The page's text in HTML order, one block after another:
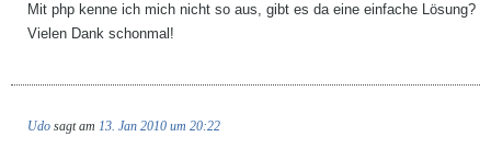
Mit php kenne ich mich nicht so aus, gibt es da eine einfache Lösung?
Vielen Dank schonmal!
Udo sagt am 13. Jan 2010 um 20:22